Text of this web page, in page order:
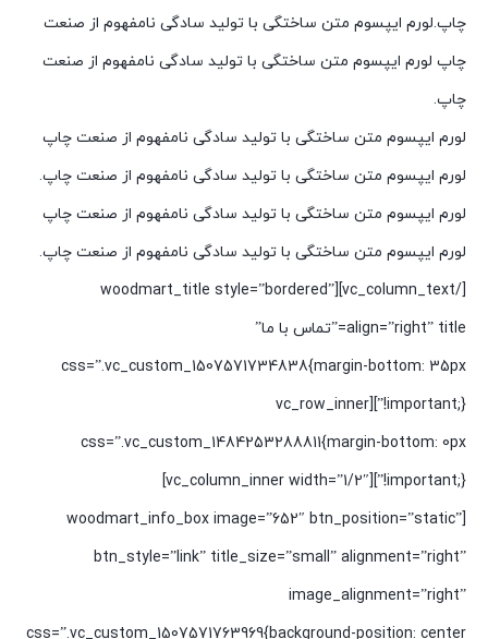
چاپ.لورم ایپسوم متن ساختگی با تولید سادگی نامفهوم از صنعت
چاپ لورم ایپسوم متن ساختگی با تولید سادگی نامفهوم از صنعت
چاپ.
لورم ایپسوم متن ساختگی با تولید سادگی نامفهوم از صنعت چاپ
لورم ایپسوم متن ساختگی با تولید سادگی نامفهوم از صنعت چاپ.
لورم ایپسوم متن ساختگی با تولید سادگی نامفهوم از صنعت چاپ
لورم ایپسوم متن ساختگی با تولید سادگی نامفهوم از صنعت چاپ.
[/vc_column_text][woodmart_title style=”bordered”
align=”right” title=”تماس با ما”
css=”.vc_custom_1507571734838{margin-bottom: 35px
!important;}”][vc_row_inner
css=”.vc_custom_1484253288811{margin-bottom: 0px
!important;}”][vc_column_inner width=”1/2″]
[woodmart_info_box image=”652″ btn_position=”static”
btn_style=”link” title_size=”small” alignment=”right”
image_alignment=”right”
css=”.vc_custom_1507571763969{background-position: center